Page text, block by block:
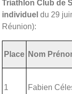
Triathlon Club de
individuel du 29
Réunion):
Place Nom
1 Fabien